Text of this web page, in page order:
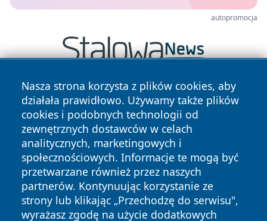
autopromocja
Nasza strona korzysta z plików cookies, aby
działała prawidłowo. Używamy także plików
cookies i podobnych technologii od
zewnętrznych dostawców w celach
analitycznych, marketingowych i
społecznościowych. Informacje te mogą być
przetwarzane również przez naszych
partnerów. Kontynuując korzystanie ze
strony lub klikając „Przechodzę do serwisu",
wyrażasz zgodę na użycie dodatkowych
Copyright © 2026 ciechanowski24.pl Wszystkie prawa
zastrzeżone.
Polityka Polityka